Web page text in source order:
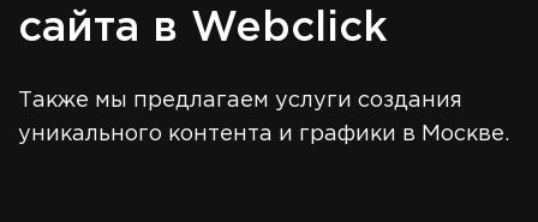
сайта в Webclick
Также мы предлагаем услуги создания
уникального контента и графики в Москве.